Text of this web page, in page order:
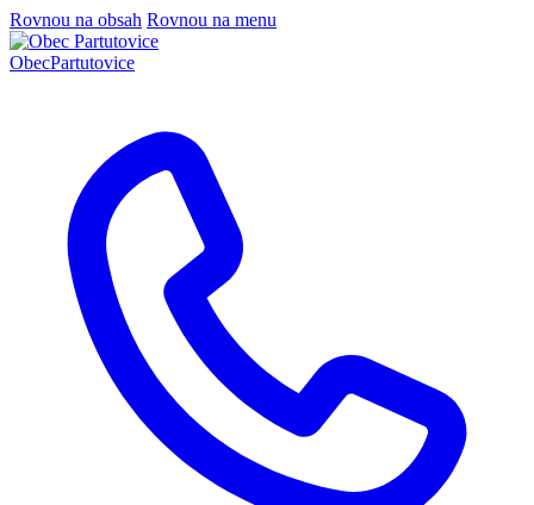
Rovnou na obsah Rovnou na menu
ObecPartutovice